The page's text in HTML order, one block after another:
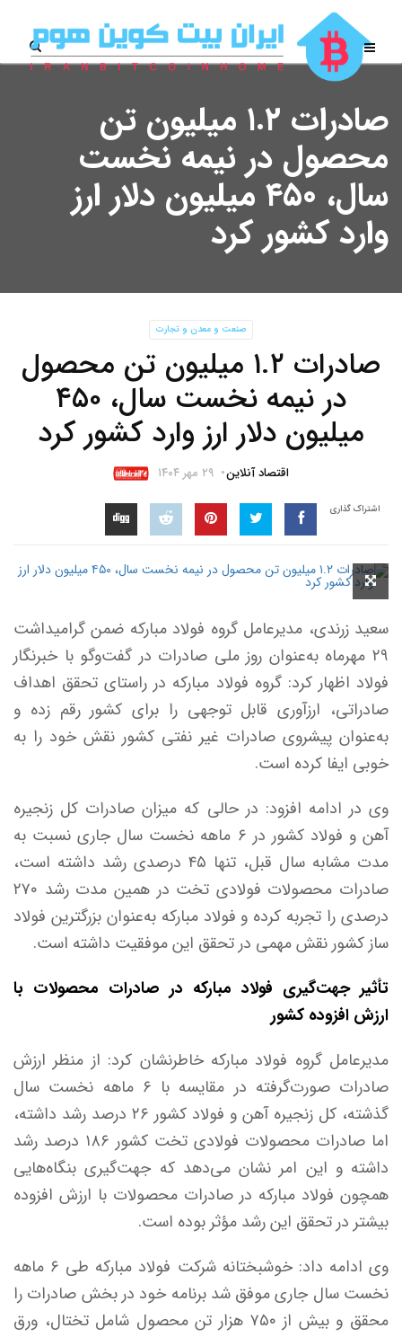
صادرات ۱.۲ میلیون تن
محصول در نیمه نخست
سال، ۴۵۰ میلیون دلار ارز
وارد کشور کرد
صنعت و معدن و تجارت
صادرات ۱.۲ میلیون تن محصول
در نیمه نخست سال، ۴۵۰
میلیون دلار ارز وارد کشور کرد
اقتصاد آنلاین ۲۹ مهر ۱۴۰۴
اشتراک گذاری
سعید زرندی، مدیرعامل گروه فولاد مبارکه ضمن گرامیداشت
۲۹ مهرماه به‌عنوان روز ملی صادرات در گفت‌و‌گو با خبرنگار
فولاد اظهار کرد: گروه فولاد مبارکه در راستای تحقق اهداف
صادراتی، ارزآوری قابل توجهی را برای کشور رقم زده و
به‌عنوان پیشروی صادرات غیر نفتی کشور نقش خود را به
خوبی ایفا کرده است.
وی در ادامه افزود: در حالی که میزان صادرات کل زنجیره
آهن و فولاد کشور در ۶ ماهه نخست سال جاری نسبت به
مدت مشابه سال قبل، تنها ۴۵ درصدی رشد داشته است،
صادرات محصولات فولادی تخت در همین مدت رشد ۲۷۰
درصدی را تجربه کرده و فولاد مبارکه به‌عنوان بزرگترین فولاد
ساز کشور نقش مهمی در تحقق این موفقیت داشته است.
تأثیر جهت‌گیری فولاد مبارکه در صادرات محصولات با
ارزش افزوده کشور
مدیرعامل گروه فولاد مبارکه خاطرنشان کرد: از منظر ارزش
صادرات صورت‌گرفته در مقایسه با ۶ ماهه نخست سال
گذشته، کل زنجیره آهن و فولاد کشور ۲۶ درصد رشد داشته،
اما صادرات محصولات فولادی تخت کشور ۱۸۶ درصد رشد
داشته و این امر نشان می‌دهد که جهت‌گیری بنگاه‌هایی
همچون فولاد مبارکه در صادرات محصولات با ارزش افزوده
بیشتر در تحقق این رشد مؤثر بوده است.
وی ادامه داد: خوشبختانه شرکت فولاد مبارکه طی ۶ ماهه
نخست سال جاری موفق شد برنامه خود در بخش صادرات را
محقق و بیش از ۷۵۰ هزار تن محصول شامل تختال، ورق